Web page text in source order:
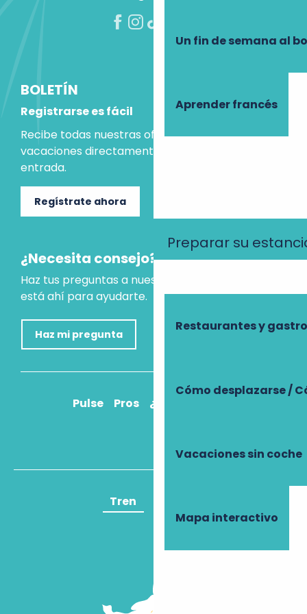
Un fin de semana al
Aprender francés
Preparar su
Restaurantes y
Cómo desplazarse /
Vacaciones sin coche
Mapa interactivo
BOLETÍN
Registrarse es fácil
Recibe todas nuestras ofertas e ideas para las
vacaciones directamente en tu bandeja de
entrada.
Regístrate ahora
¿Necesita consejo?
Haz tus preguntas a nuestro asistente virtual, que
está ahí para ayudarte.
Haz mi pregunta
Pulse Pros ¿Cómo llegar?
Tren